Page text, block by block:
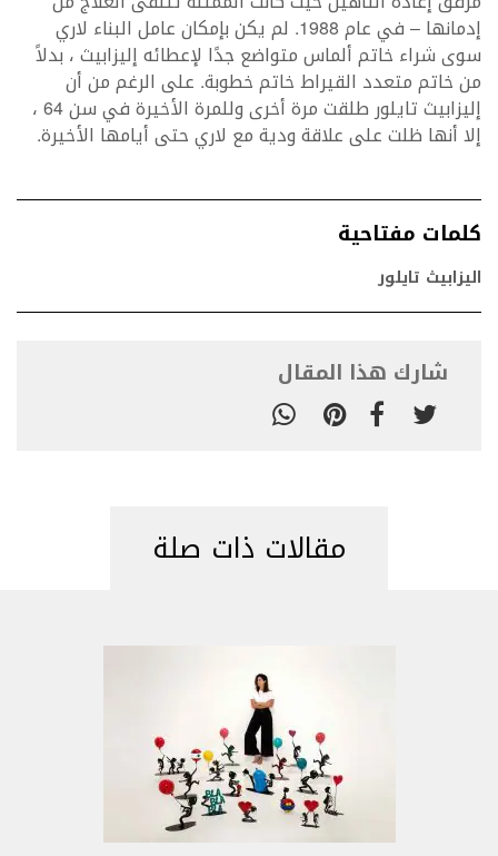
إدمانها – في عام 1988. لم يكن بإمكان عامل البناء لاري
سوى شراء خاتم ألماس متواضع جدًا لإعطائه إليزابيث ، بدلاً
من خاتم متعدد القيراط خاتم خطوبة. على الرغم من أن
إليزابيث تايلور طلقت مرة أخرى وللمرة الأخيرة في سن 64 ،
إلا أنها ظلت على علاقة ودية مع لاري حتى أيامها الأخيرة.
كلمات مفتاحية
اليزابيث تايلور
شارك هذا المقال
مقالات ذات صلة